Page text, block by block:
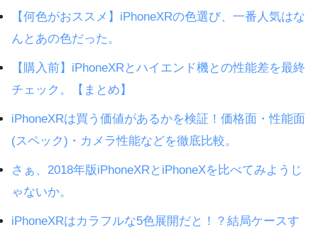
【何色がおススメ】iPhoneXRの色選び、一番人気はな
んとあの色だった。
【購入前】iPhoneXRとハイエンド機との性能差を最終
チェック。【まとめ】
iPhoneXRは買う価値があるかを検証！価格面・性能面
(スペック)・カメラ性能などを徹底比較。
さぁ、2018年版iPhoneXRとiPhoneXを比べてみようじ
ゃないか。
iPhoneXRはカラフルな5色展開だと！？結局ケースす